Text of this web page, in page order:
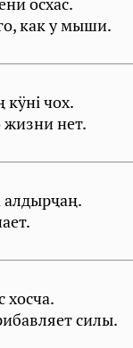
как у мыши.
кÿнi чох.
жизни нет.
алдырҷаң.
хосча.
силы.